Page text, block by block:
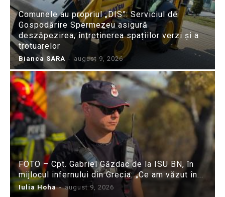
Comunele au propriul „DIS”: Serviciul de
Gospodărire Spermezeu asigură
deszăpezirea, întreținerea spațiilor verzi și a
trotuarelor
Bianca SARA - august 9, 2026
FOTO – Cpt. Gabriel Găzdac de la ISU BN, în
mijlocul infernului din Grecia: „Ce am văzut în...
Iulia Hoha - august 9, 2026